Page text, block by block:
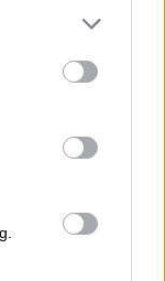
Γενική Κλινική
οι
νέο deal